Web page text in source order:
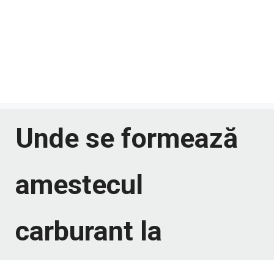
Unde se formează
amestecul
carburant la